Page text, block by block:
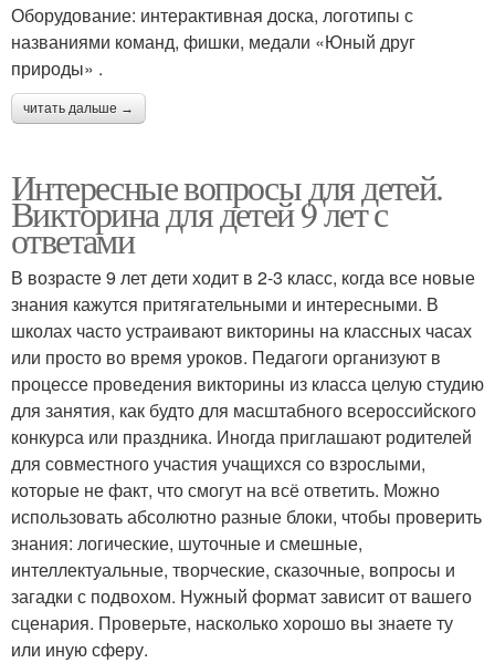
Оборудование: интерактивная доска, логотипы с
названиями команд, фишки, медали «Юный друг
природы» .
читать дальше →
Интересные вопросы для детей.
Викторина для детей 9 лет с
ответами
В возрасте 9 лет дети ходит в 2-3 класс, когда все новые
знания кажутся притягательными и интересными. В
школах часто устраивают викторины на классных часах
или просто во время уроков. Педагоги организуют в
процессе проведения викторины из класса целую студию
для занятия, как будто для масштабного всероссийского
конкурса или праздника. Иногда приглашают родителей
для совместного участия учащихся со взрослыми,
которые не факт, что смогут на всё ответить. Можно
использовать абсолютно разные блоки, чтобы проверить
знания: логические, шуточные и смешные,
интеллектуальные, творческие, сказочные, вопросы и
загадки с подвохом. Нужный формат зависит от вашего
сценария. Проверьте, насколько хорошо вы знаете ту
или иную сферу.